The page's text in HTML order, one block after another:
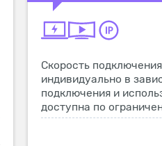
Скорость
индивидуально в
подключения и
доступна по